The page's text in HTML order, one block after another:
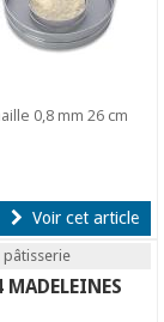
0,8 mm 26 cm
Voir cet article
pâtisserie
MADELEINES